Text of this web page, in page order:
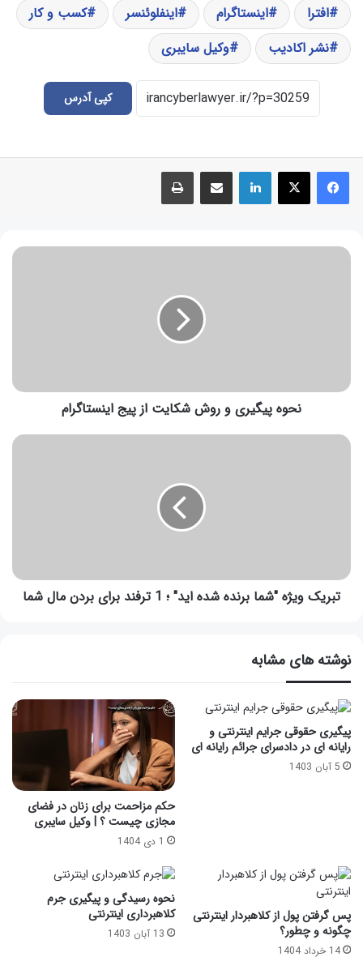
افترا اینستاگرام اینفلوئنسر
کسب و کار
نشر اکادیب
وکیل سایبری
کپی آدرس
نحوه پیگیری و روش‌ شکایت از پیج اینستاگرام
تبریک ویژه "شما برنده شده اید" ؛ 1 ترفند برای بردن مال شما
نوشته های مشابه
پیگیری حقوقی جرایم اینترنتی و
رایانه ای در دادسرای جرائم رایانه ای
5 آبان 1403
حکم مزاحمت برای زنان در فضای
مجازی چیست ؟ | وکیل سایبری
1 دی 1404
پس گرفتن پول از کلاهبردار اینترنتی
چگونه و چطور؟
14 خرداد 1404
نحوه رسیدگی و پیگیری جرم
کلاهبرداری اینترنتی
13 آبان 1403